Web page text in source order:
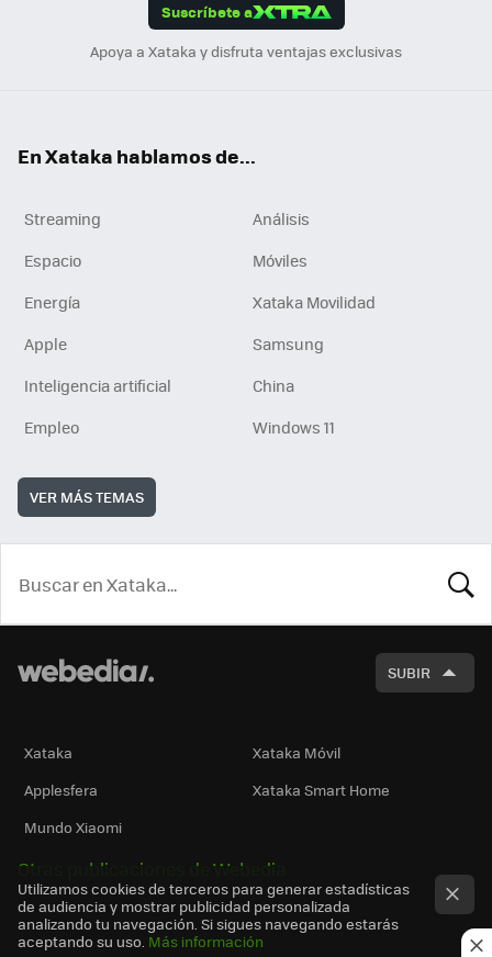
Suscríbete a
Apoya a Xataka y disfruta ventajas exclusivas
En Xataka hablamos de...
Streaming
Análisis
Espacio
Móviles
Energía
Xataka Movilidad
Apple
Samsung
Inteligencia artificial
China
Empleo
Windows 11
VER MÁS TEMAS
SUBIR
Xataka
Xataka Móvil
Applesfera
Xataka Smart Home
Mundo Xiaomi
Otras publicaciones de Webedia
Utilizamos cookies de terceros para generar estadísticas
de audiencia y mostrar publicidad personalizada
analizando tu navegación. Si sigues navegando estarás
aceptando su uso. Más información